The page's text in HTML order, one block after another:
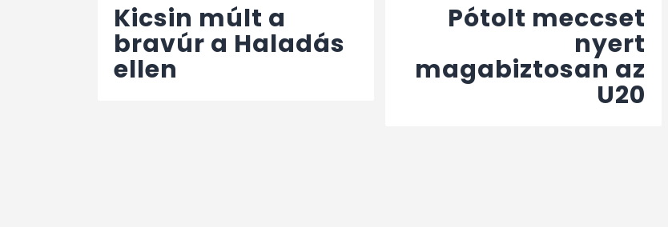
Kicsin múlt a
bravúr a Haladás
ellen
Pótolt meccset
nyert
magabiztosan az
U20